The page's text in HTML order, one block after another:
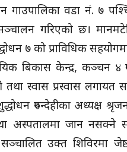
गाउपालिका वडा नं. ७
गरिएको छ।
७ को प्राविधिक
बिकास केन्द्र, कञ्चन ४
तथा स्वास प्रस्वास लगायत
रुपन्देहीका अध्यक्ष
अस्पतालमा जान नसक्ने
उक्त शिविरमा